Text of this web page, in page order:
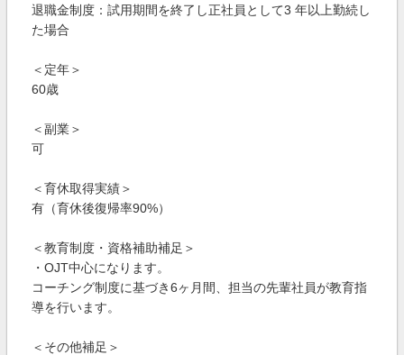
退職金制度：試用期間を終了し正社員として3 年以上勤続し
た場合
＜定年＞
60歳
＜副業＞
可
＜育休取得実績＞
有（育休後復帰率90%）
＜教育制度・資格補助補足＞
・OJT中心になります。
コーチング制度に基づき6ヶ月間、担当の先輩社員が教育指
導を行います。
＜その他補足＞